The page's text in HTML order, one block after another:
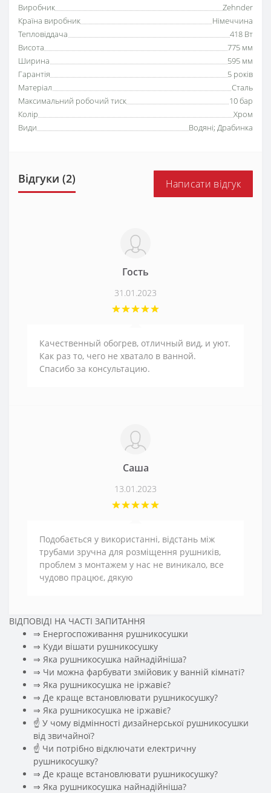
Виробник
Zehnder
Країна виробник
Німеччина
Тепловіддача
418 Вт
Висота
775 мм
Ширина
595 мм
Гарантія
5 років
Матеріал
Сталь
Максимальний робочий тиск
10 бар
Колір
Хром
Види
Водяні; Драбинка
Відгуки (2) Написати відгук
Гость
31.01.2023
Качественный обогрев, отличный вид, и уют.
Как раз то, чего не хватало в ванной.
Спасибо за консультацию.
Саша
13.01.2023
Подобається у використанні, відстань між
трубами зручна для розміщення рушників,
проблем з монтажем у нас не виникало, все
чудово працює, дякую
ВІДПОВІДІ НА ЧАСТІ ЗАПИТАННЯ
⇒ Енергоспоживання рушникосушки
⇒ Куди вішати рушникосушку
⇒ Яка рушникосушка найнадійніша?
⇒ Чи можна фарбувати змійовик у ванній кімнаті?
⇒ Яка рушникосушка не іржавіє?
⇒ Де краще встановлювати рушникосушку?
⇒ Яка рушникосушка не іржавіє?
☝ У чому відмінності дизайнерської рушникосушки
від звичайної?
☝ Чи потрібно відключати електричну
рушникосушку?
⇒ Де краще встановлювати рушникосушку?
⇒ Яка рушникосушка найнадійніша?